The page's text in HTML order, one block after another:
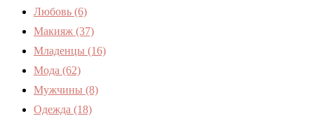
Любовь (6)
Макияж (37)
Младенцы (16)
Мода (62)
Мужчины (8)
Одежда (18)